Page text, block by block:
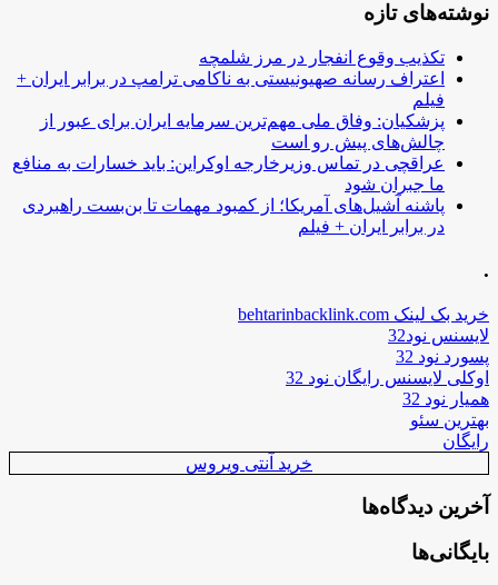
نوشته‌های تازه
تکذیب وقوع انفجار در مرز شلمچه
اعتراف رسانه صهیونیستی به ناکامی ترامپ در برابر ایران +
فیلم
پزشکیان: وفاق ملی مهم‌ترین سرمایه ایران برای عبور از
چالش‌های پیش رو است
عراقچی در تماس وزیرخارجه اوکراین: باید خسارات به منافع
ما جبران شود
پاشنه آشیل‌های آمریکا؛ از کمبود مهمات تا بن‌بست راهبردی
در برابر ایران + فیلم
.
خرید بک لینک behtarinbacklink.com
لایسنس نود32
پسورد نود 32
اوکلی لایسنس رایگان نود 32
همیار نود 32
بهترین سئو
رایگان
خرید آنتی ویروس
آخرین دیدگاه‌ها
بایگانی‌ها